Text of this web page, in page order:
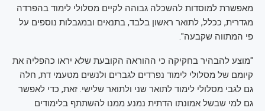
מאפשרת למוסדות להשכלה גבוהה לקיים מסלולי לימוד בהפרדה
מגדרית, ככלל, לתואר ראשון בלבד, בתנאים ובמגבלות נוספים על
פי המתווה שקבעה".
"מוצע להבהיר בחקיקה כי ההוראה הקובעת שלא יראו כהפליה את
קיומם של מסלולי לימוד נפרדים לגברים ולנשים מטעמי דת, חלה
גם לגבי מסלולי לימוד לתואר שני ולתואר שלישי. זאת, כדי לאפשר
גם למי שבשל אמונתו הדתית נמנע ממנו להשתתף בלימודים